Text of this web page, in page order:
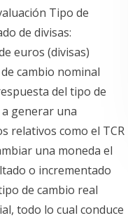
Tipo de
de divisas:
euros (divisas)
cambio nominal
del tipo de
generar una
relativos como el TCR
una moneda el
o incrementado
de cambio real
todo lo cual conduce